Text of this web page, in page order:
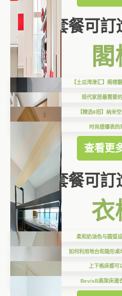
套餐可
【土瓜湾津汇】阁楼
现代家居最需要
【精选8招】纳米
时尚感爆表的
查看更
套餐可訂
衣
柔和奶油色与圆弧
如何利用地台和隐形桌
上下格床都可
BevisB高架床連